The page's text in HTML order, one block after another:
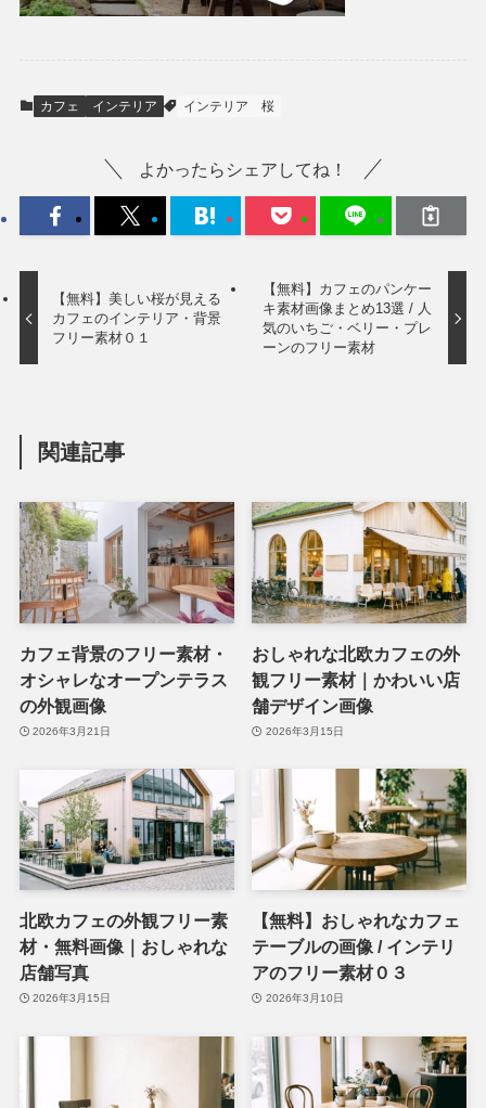
カフェ インテリア インテリア 桜
よかったらシェアしてね！
【無料】美しい桜が見える
カフェのインテリア・背景
フリー素材０１
【無料】カフェのパンケー
キ素材画像まとめ13選 / 人
気のいちご・ベリー・プレ
ーンのフリー素材
関連記事
カフェ背景のフリー素材・
オシャレなオープンテラス
の外観画像
2026年3月21日
おしゃれな北欧カフェの外
観フリー素材｜かわいい店
舗デザイン画像
2026年3月15日
北欧カフェの外観フリー素
材・無料画像｜おしゃれな
店舗写真
2026年3月15日
【無料】おしゃれなカフェ
テーブルの画像 / インテリ
アのフリー素材０３
2026年3月10日